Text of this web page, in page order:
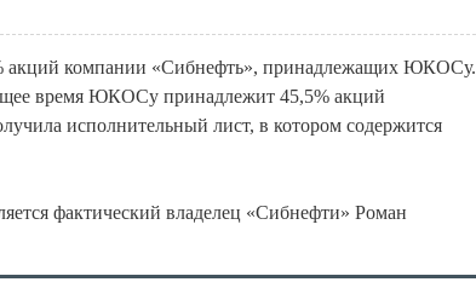
акций компании «Сибнефть», принадлежащих ЮКОСу.
время ЮКОСу принадлежит 45,5% акций
исполнительный лист, в котором содержится
фактический владелец «Сибнефти» Роман